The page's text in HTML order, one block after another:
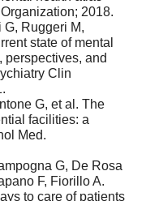
2018.
G, Ruggeri M,
state of mental
perspectives, and
Clin
G, et al. The
facilities: a
Med.
G, De Rosa
F, Fiorillo A.
to care of patients